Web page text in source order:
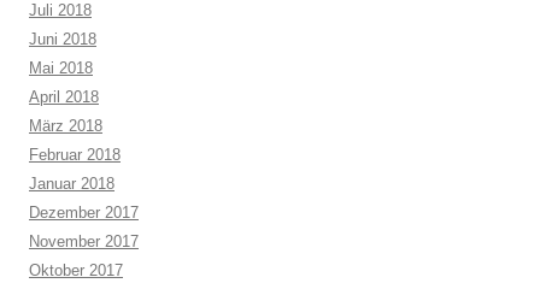
Juli 2018
Juni 2018
Mai 2018
April 2018
März 2018
Februar 2018
Januar 2018
Dezember 2017
November 2017
Oktober 2017